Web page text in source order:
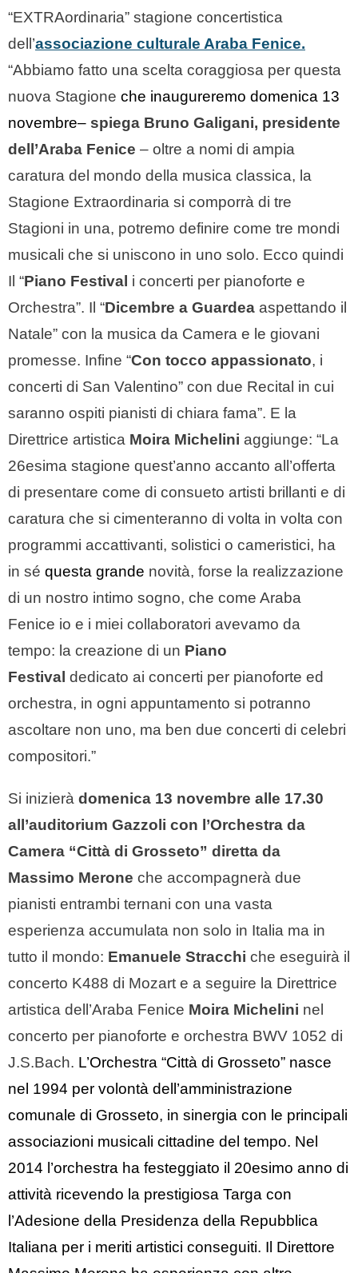
“EXTRAordinaria” stagione concertistica
dell’associazione culturale Araba Fenice.
“Abbiamo fatto una scelta coraggiosa per questa
nuova Stagione che inaugureremo domenica 13
novembre– spiega Bruno Galigani, presidente
dell’Araba Fenice – oltre a nomi di ampia
caratura del mondo della musica classica, la
Stagione Extraordinaria si comporrà di tre
Stagioni in una, potremo definire come tre mondi
musicali che si uniscono in uno solo. Ecco quindi
Il “Piano Festival i concerti per pianoforte e
Orchestra”. Il “Dicembre a Guardea aspettando il
Natale” con la musica da Camera e le giovani
promesse. Infine “Con tocco appassionato, i
concerti di San Valentino” con due Recital in cui
saranno ospiti pianisti di chiara fama”. E la
Direttrice artistica Moira Michelini aggiunge: “La
26esima stagione quest’anno accanto all’offerta
di presentare come di consueto artisti brillanti e di
caratura che si cimenteranno di volta in volta con
programmi accattivanti, solistici o cameristici, ha
in sé questa grande novità, forse la realizzazione
di un nostro intimo sogno, che come Araba
Fenice io e i miei collaboratori avevamo da
tempo: la creazione di un Piano
Festival dedicato ai concerti per pianoforte ed
orchestra, in ogni appuntamento si potranno
ascoltare non uno, ma ben due concerti di celebri
compositori.”
Si inizierà domenica 13 novembre alle 17.30
all’auditorium Gazzoli con l’Orchestra da
Camera “Città di Grosseto” diretta da
Massimo Merone che accompagnerà due
pianisti entrambi ternani con una vasta
esperienza accumulata non solo in Italia ma in
tutto il mondo: Emanuele Stracchi che eseguirà il
concerto K488 di Mozart e a seguire la Direttrice
artistica dell’Araba Fenice Moira Michelini nel
concerto per pianoforte e orchestra BWV 1052 di
J.S.Bach. L’Orchestra “Città di Grosseto” nasce
nel 1994 per volontà dell’amministrazione
comunale di Grosseto, in sinergia con le principali
associazioni musicali cittadine del tempo. Nel
2014 l’orchestra ha festeggiato il 20esimo anno di
attività ricevendo la prestigiosa Targa con
l’Adesione della Presidenza della Repubblica
Italiana per i meriti artistici conseguiti. Il Direttore